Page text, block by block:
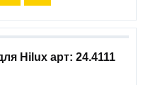
Hilux арт: 24.4111